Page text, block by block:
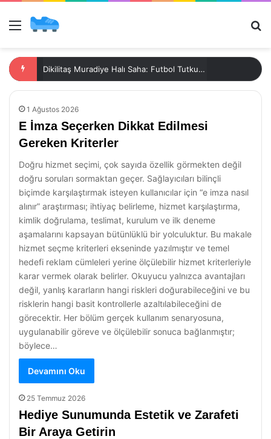
Menü
Dikilitaş Muradiye Halı Saha: Futbol Tutkunlarının Buluşma Noktası
1 Ağustos 2026
E İmza Seçerken Dikkat Edilmesi
Gereken Kriterler
Doğru hizmet seçimi, çok sayıda özellik görmekten değil
doğru soruları sormaktan geçer. Sağlayıcıları bilinçli
biçimde karşılaştırmak isteyen kullanıcılar için “e imza nasıl
alınır” araştırması; ihtiyaç belirleme, hizmet karşılaştırma,
kimlik doğrulama, teslimat, kurulum ve ilk deneme
aşamalarını kapsayan bütünlüklü bir yolculuktur. Bu makale
hizmet seçme kriterleri ekseninde yazılmıştır ve temel
hedefi reklam cümleleri yerine ölçülebilir hizmet kriterleriyle
karar vermek olarak belirler. Okuyucu yalnızca avantajları
değil, yanlış kararların hangi riskleri doğurabileceğini ve bu
risklerin hangi basit kontrollerle azaltılabileceğini de
görecektir. Her bölüm gerçek kullanım senaryosuna,
uygulanabilir göreve ve ölçülebilir sonuca bağlanmıştır;
böylece…
Devamını Oku
25 Temmuz 2026
Hediye Sunumunda Estetik ve Zarafeti
Bir Araya Getirin